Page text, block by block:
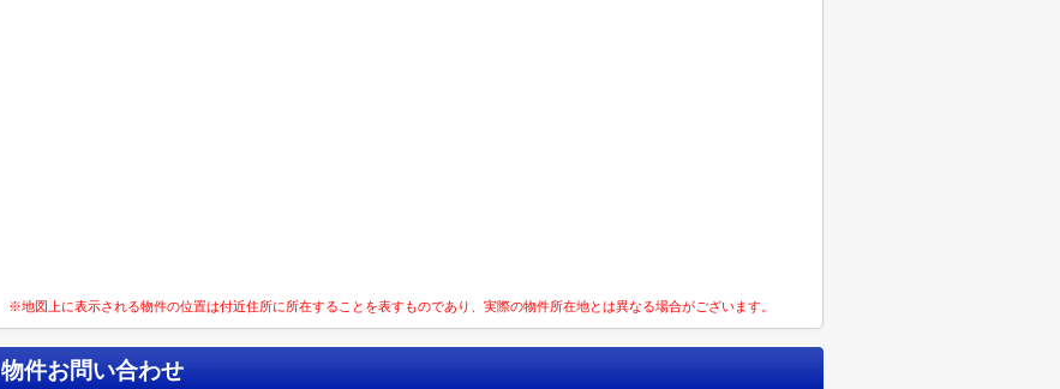
※地図上に表示される物件の位置は付近住所に所在することを表すものであり、実際の物件所在地とは異なる場合がございます。
物件お問い合わせ